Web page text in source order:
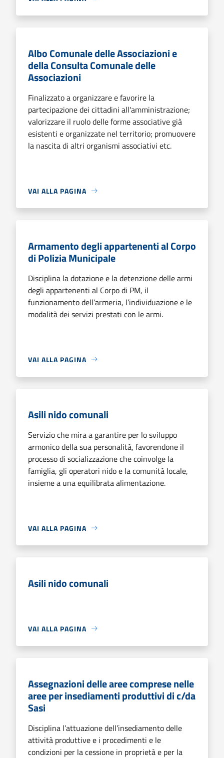
Albo Comunale delle Associazioni e
della Consulta Comunale delle
Associazioni
Finalizzato a organizzare e favorire la
partecipazione dei cittadini all'amministrazione;
valorizzare il ruolo delle forme associative già
esistenti e organizzate nel territorio; promuovere
la nascita di altri organismi associativi etc.
VAI ALLA PAGINA
Armamento degli appartenenti al Corpo
di Polizia Municipale
Disciplina la dotazione e la detenzione delle armi
degli appartenenti al Corpo di PM, il
funzionamento dell’armeria, l’individuazione e le
modalità dei servizi prestati con le armi.
VAI ALLA PAGINA
Asili nido comunali
Servizio che mira a garantire per lo sviluppo
armonico della sua personalità, favorendone il
processo di socializzazione che coinvolge la
famiglia, gli operatori nido e la comunità locale,
insieme a una equilibrata alimentazione.
VAI ALLA PAGINA
Asili nido comunali
VAI ALLA PAGINA
Assegnazioni delle aree comprese nelle
aree per insediamenti produttivi di c/da
Sasi
Disciplina l’attuazione dell’insediamento delle
attività produttive e i procedimenti e le
condizioni per la cessione in proprietà e per la